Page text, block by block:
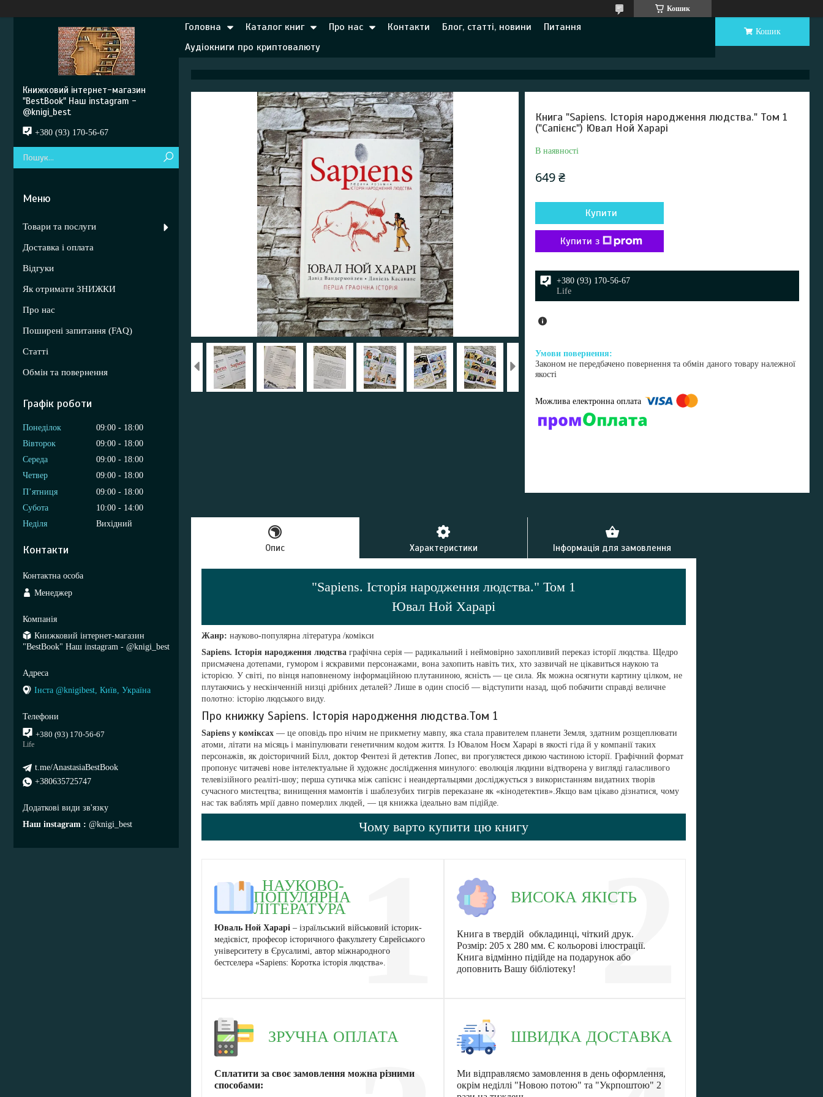
Кошик
Головна Каталог книг Про нас Контакти Блог, статті, новини
Питання
Аудіокниги про криптовалюту
Кошик
Книга "Sapiens. Історія народження людства." Том 1
("Сапієнс") Ювал Ной Харарі
В наявності
649 ₴
Купити
Купити з
+380 (93) 170-56-67
Life
Законом не передбачено повернення та обмін даного товару належної
якості
Опис Характеристики Інформація для замовлення
"Sapiens. Історія народження людства." Том 1
Ювал Ной Харарі
Жанр: науково-популярна література /комікси
Sapiens. Історія народження людства графічна серія — радикальний і неймовірно захопливий переказ історії людства. Щедро
присмачена дотепами, гумором і яскравими персонажами, вона захопить навіть тих, хто зазвичай не цікавиться наукою та
історією. У світі, по вінця наповненому інформаційною плутаниною, ясність — це сила. Як можна осягнути картину цілком, не
плутаючись у нескінченній низці дрібних деталей? Лише в один спосіб — відступити назад, щоб побачити справді величне
полотно: історію людського виду.
Про книжку Sapiens. Історія народження людства.Том 1
Sapiens у коміксах — це оповідь про нічим не прикметну мавпу, яка стала правителем планети Земля, здатним розщеплювати
атоми, літати на місяць і маніпулювати генетичним кодом життя. Із Ювалом Ноєм Харарі в якості гіда й у компанії таких
персонажів, як доісторичний Білл, доктор Фентезі й детектив Лопес, ви прогуляєтеся дикою частиною історії. Графічний формат
пропонує читачеві нове інтелектуальне й художнє дослідження минулого: еволюція людини відтворена у вигляді галасливого
телевізійного реаліті-шоу; перша сутичка між сапієнс і неандертальцями досліджується з використанням видатних творів
сучасного мистецтва; винищення мамонтів і шаблезубих тигрів переказане як «кінодетектив».Якщо вам цікаво дізнатися, чому
нас так ваблять мрії давно померлих людей, — ця книжка ідеально вам підійде.
Чому варто купити цю книгу
1
НАУКОВО-
ПОПУЛЯРНА
ЛІТЕРАТУРА
Юваль Ной Харарі – ізраїльський військовий історик-
медієвіст, професор історичного факультету Єврейського
університету в Єрусалимі, автор міжнародного
бестселера «Sapiens: Коротка історія людства».
2
ВИСОКА ЯКІСТЬ
Книга в твердій обкладинці, чіткий друк.
Розмір: 205 х 280 мм. Є кольорові ілюстрації.
Книга відмінно підійде на подарунок або
доповнить Вашу бібліотеку!
ЗРУЧНА ОПЛАТА
Сплатити за своє замовлення можна різними
способами:
ШВИДКА ДОСТАВКА
Ми відправляємо замовлення в день оформлення,
окрім неділлі "Новою потою" та "Укрпоштою" 2
Книжковий інтернет-магазин
"BestBook" Наш instagram -
@knigi_best
+380 (93) 170-56-67
Товари та послуги
Доставка і оплата
Відгуки
Як отримати ЗНИЖКИ
Про нас
Поширені запитання (FAQ)
Статті
Обмін та повернення
Графік роботи
Понеділок 09:00
18:00
Вівторок
09:00
18:00
Середа
09:00
18:00
Четвер
09:00
18:00
Пʼятниця
09:00
18:00
Субота
10:00
14:00
Неділя
Вихідний
Контакти
Менеджер
Книжковий інтернет-магазин
"BestBook" Наш instagram - @knigi_best
Інста @knigibest, Київ, Україна
+380 (93) 170-56-67
Life
t.me/AnastasiaBestBook
+380635725747
Наш instagram @knigi_best